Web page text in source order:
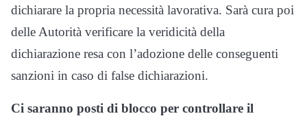
dichiarare la propria necessità lavorativa. Sarà cura poi
delle Autorità verificare la veridicità della
dichiarazione resa con l’adozione delle conseguenti
sanzioni in caso di false dichiarazioni.
Ci saranno posti di blocco per controllare il